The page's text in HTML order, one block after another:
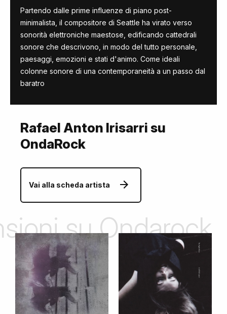
Partendo dalle prime influenze di piano post-
minimalista, il compositore di Seattle ha virato verso
sonorità elettroniche maestose, edificando cattedrali
sonore che descrivono, in modo del tutto personale,
paesaggi, emozioni e stati d'animo. Come ideali
colonne sonore di una contemporaneità a un passo dal
baratro
Rafael Anton Irisarri su
OndaRock
Vai alla scheda artista
su Ondarock